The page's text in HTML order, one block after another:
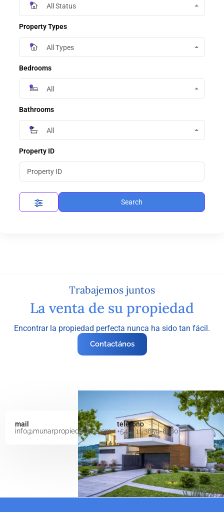
All Status
Property Types
All Types
Bedrooms
All
Bathrooms
All
Property ID
Search
Trabajemos juntos
La venta de su propiedad
Encontrar la propiedad perfecta nunca ha sido tan fácil.
Contactános
mail
info@munarpropiedades.com
teléfono
+54 9 11 3859-8380